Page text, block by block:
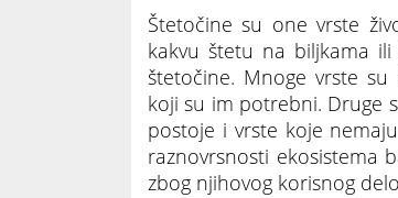
Štetočine su one vrste
kakvu štetu na biljkama
štetočine. Mnoge vrste
koji su im potrebni. Druge
postoje i vrste koje
raznovrsnosti ekosistema
zbog njihovog korisnog